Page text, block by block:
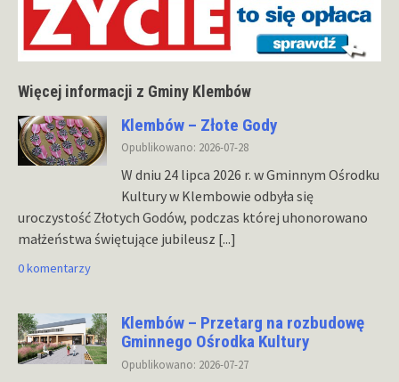
Więcej informacji z Gminy Klembów
Klembów – Złote Gody
Opublikowano: 2026-07-28
W dniu 24 lipca 2026 r. w Gminnym Ośrodku
Kultury w Klembowie odbyła się
uroczystość Złotych Godów, podczas której uhonorowano
małżeństwa świętujące jubileusz [...]
0 komentarzy
Klembów – Przetarg na rozbudowę
Gminnego Ośrodka Kultury
Opublikowano: 2026-07-27